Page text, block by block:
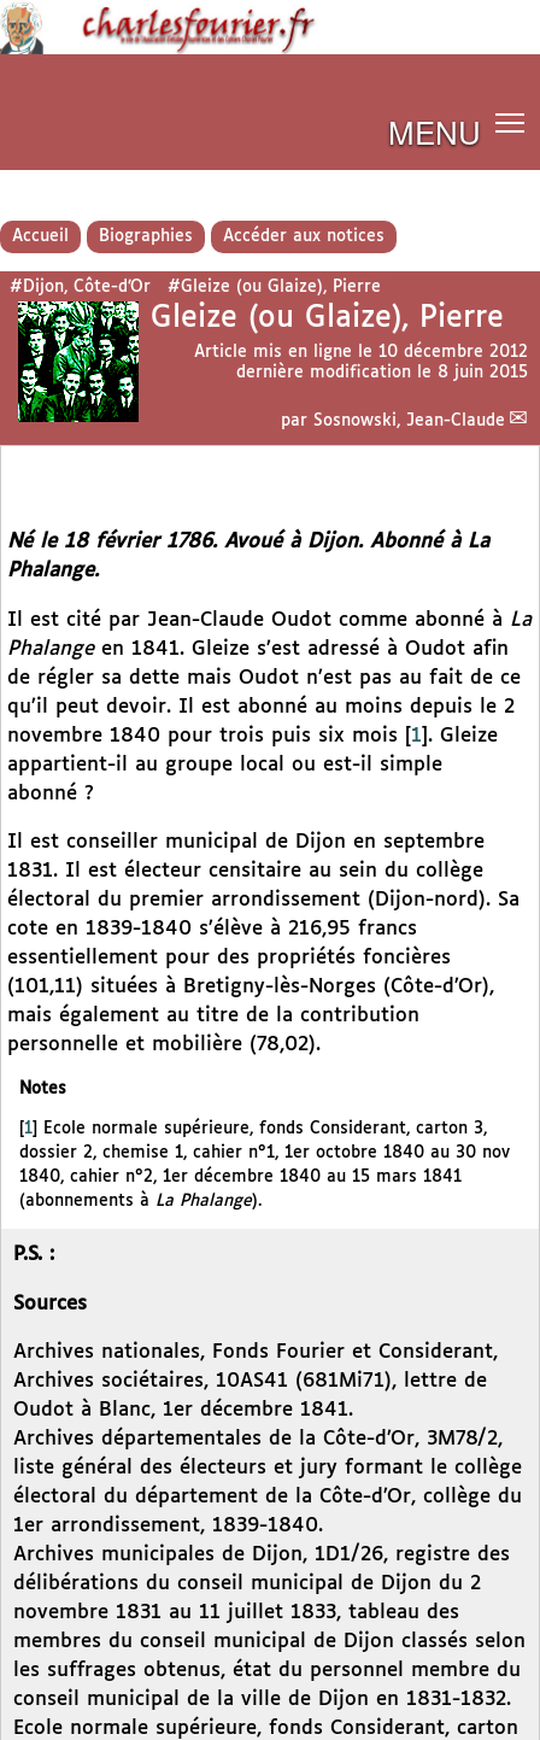
MENU
Accueil Biographies Accéder aux notices
#Dijon, Côte-d’Or #Gleize (ou Glaize), Pierre
Gleize (ou Glaize), Pierre
Article mis en ligne le 10 décembre 2012
dernière modification le 8 juin 2015
par Sosnowski, Jean-Claude
Né le 18 février 1786. Avoué à Dijon. Abonné à La
Phalange.
Il est cité par Jean-Claude Oudot comme abonné à La
Phalangeen 1841. Gleize s’est adressé à Oudot afin
de régler sa dette mais Oudot n’est pas au fait de ce
qu’il peut devoir. Il est abonné au moins depuis le 2
novembre 1840 pour trois puis six mois
1 . Gleize
appartient-il au groupe local ou est-il simple
abonné ?
Il est conseiller municipal de Dijon en septembre
1831. Il est électeur censitaire au sein du collège
électoral du premier arrondissement (Dijon-nord). Sa
cote en 1839-1840 s’élève à 216,95 francs
essentiellement pour des propriétés foncières
(101,11) situées à Bretigny-lès-Norges (Côte-d’Or),
mais également au titre de la contribution
personnelle et mobilière (78,02).
Notes
[1]
Ecole normale supérieure, fonds Considerant, carton 3,
dossier 2, chemise 1, cahier n°1, 1er octobre 1840 au 30 nov
1840, cahier n°2, 1er décembre 1840 au 15 mars 1841
(abonnements à La Phalange).
P.S. :
Sources
Archives nationales, Fonds Fourier et Considerant,
Archives sociétaires, 10AS41 (681Mi71), lettre de
Oudot à Blanc, 1er décembre 1841.
Archives départementales de la Côte-d’Or, 3M78/2,
liste général des électeurs et jury formant le collège
électoral du département de la Côte-d’Or, collège du
1er arrondissement, 1839-1840.
Archives municipales de Dijon, 1D1/26, registre des
délibérations du conseil municipal de Dijon du 2
novembre 1831 au 11 juillet 1833, tableau des
membres du conseil municipal de Dijon classés selon
les suffrages obtenus, état du personnel membre du
conseil municipal de la ville de Dijon en 1831-1832.
Ecole normale supérieure, fonds Considerant, carton